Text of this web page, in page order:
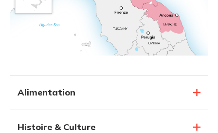
Alimentation
Histoire & Culture